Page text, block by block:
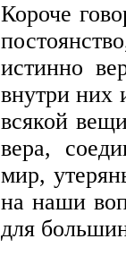
Короче
истинно
внутри них
всякой
вера,
мир,
на наши
для